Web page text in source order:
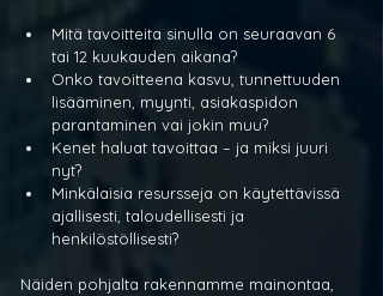
Mitä tavoitteita sinulla on seuraavan 6
tai 12 kuukauden aikana?
Onko tavoitteena kasvu, tunnettuuden
lisääminen, myynti, asiakaspidon
parantaminen vai jokin muu?
Kenet haluat tavoittaa – ja miksi juuri
nyt?
Minkälaisia resursseja on käytettävissä
ajallisesti, taloudellisesti ja
henkilöstöllisesti?
Näiden pohjalta rakennamme mainontaa,